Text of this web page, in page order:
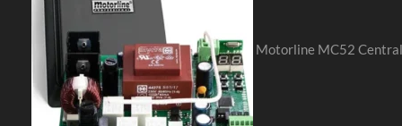
Motorline MC52 Central